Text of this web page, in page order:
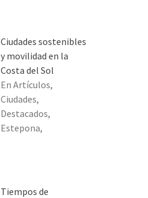
Ciudades sostenibles
y movilidad en la
Costa del Sol
En Artículos,
Ciudades,
Destacados,
Estepona,
Tiempos de